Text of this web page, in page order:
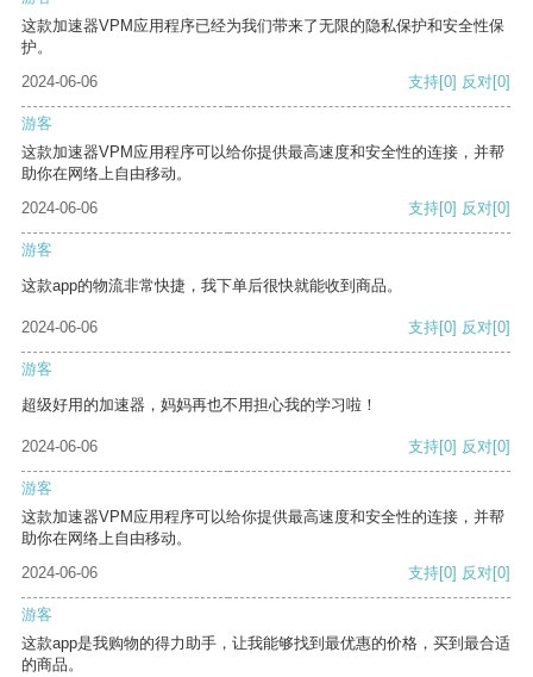
这款加速器VPM应用程序已经为我们带来了无限的隐私保护和安全性保
护。
2024-06-06
支持[0] 反对[0]
游客
这款加速器VPM应用程序可以给你提供最高速度和安全性的连接，并帮
助你在网络上自由移动。
2024-06-06
支持[0] 反对[0]
游客
这款app的物流非常快捷，我下单后很快就能收到商品。
2024-06-06 支持[0] 反对[0]
游客
超级好用的加速器，妈妈再也不用担心我的学习啦！
2024-06-06 支持[0] 反对[0]
游客
这款加速器VPM应用程序可以给你提供最高速度和安全性的连接，并帮
助你在网络上自由移动。
2024-06-06
支持[0] 反对[0]
游客
这款app是我购物的得力助手，让我能够找到最优惠的价格，买到最合适
的商品。